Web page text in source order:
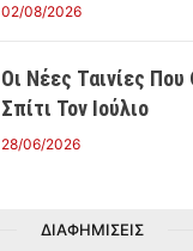
02/08/2026
Οι Νέες Ταινίες
Σπίτι Τον Ιούλιο
28/06/2026
ΔΙΑΦΗΜΙΣΕΙΣ